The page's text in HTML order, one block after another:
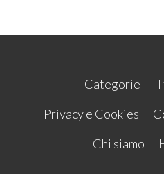
Categorie
Privacy e Cookies
Chi siamo